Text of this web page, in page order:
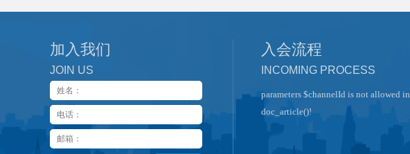
加入我们
JOIN US
入会流程
INCOMING PROCESS
parameters $channelId is not allowed in
doc_article()!